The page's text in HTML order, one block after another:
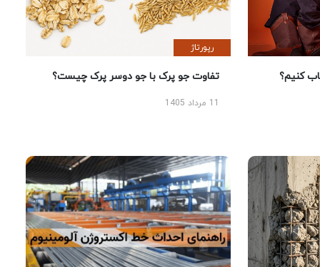
کنیم؟
رپورتاژ
تفاوت جو پرک با جو دوسر پرک چیست؟